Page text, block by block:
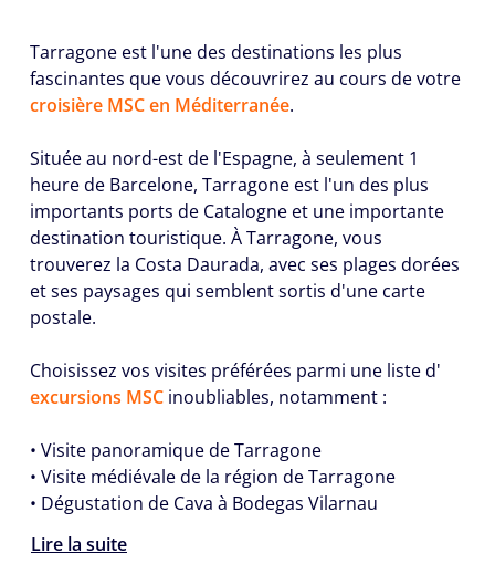
Tarragone est l'une des destinations les plus
fascinantes que vous découvrirez au cours de votre
croisière MSC en Méditerranée.
Située au nord-est de l'Espagne, à seulement 1
heure de Barcelone, Tarragone est l'un des plus
importants ports de Catalogne et une importante
destination touristique. À Tarragone, vous
trouverez la Costa Daurada, avec ses plages dorées
et ses paysages qui semblent sortis d'une carte
postale.
Choisissez vos visites préférées parmi une liste d'
excursions MSC inoubliables, notamment :
• Visite panoramique de Tarragone
• Visite médiévale de la région de Tarragone
• Dégustation de Cava à Bodegas Vilarnau
Lire la suite